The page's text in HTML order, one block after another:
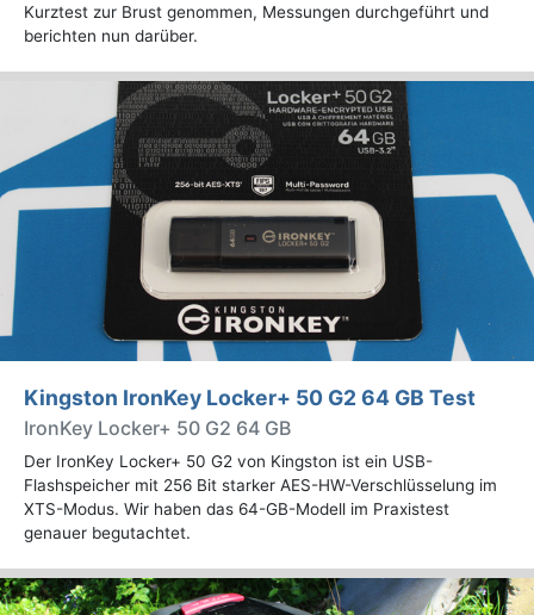
Kurztest zur Brust genommen, Messungen durchgeführt und
berichten nun darüber.
Kingston IronKey Locker+ 50 G2 64 GB Test
IronKey Locker+ 50 G2 64 GB
Der IronKey Locker+ 50 G2 von Kingston ist ein USB-
Flashspeicher mit 256 Bit starker AES-HW-Verschlüsselung im
XTS-Modus. Wir haben das 64-GB-Modell im Praxistest
genauer begutachtet.